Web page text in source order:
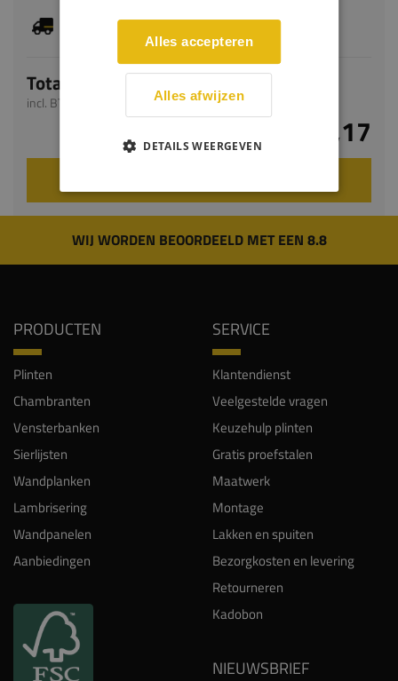
Dit artikel is voorradig, de verwachte levertijd
bedraagt 1-3 werkdagen
Totaal
incl. BTW
€ 22,17
WIJ WORDEN BEOORDEELD MET EEN 8.8
PRODUCTEN
Plinten
Chambranten
Vensterbanken
Sierlijsten
Wandplanken
Lambrisering
Wandpanelen
Aanbiedingen
SERVICE
Klantendienst
Veelgestelde vragen
Keuzehulp plinten
Gratis proefstalen
Maatwerk
Montage
Lakken en spuiten
Bezorgkosten en levering
Retourneren
Kadobon
NIEUWSBRIEF
Alles accepteren
Alles afwijzen
DETAILS WEERGEVEN